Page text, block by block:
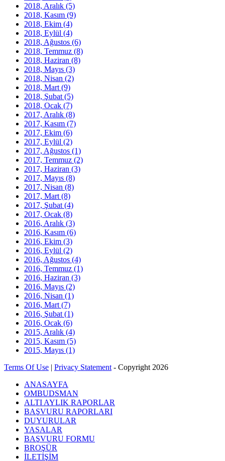
2018, Aralık (5)
2018, Kasım (9)
2018, Ekim (4)
2018, Eylül (4)
2018, Ağustos (6)
2018, Temmuz (8)
2018, Haziran (8)
2018, Mayıs (3)
2018, Nisan (2)
2018, Mart (9)
2018, Şubat (5)
2018, Ocak (7)
2017, Aralık (8)
2017, Kasım (7)
2017, Ekim (6)
2017, Eylül (2)
2017, Ağustos (1)
2017, Temmuz (2)
2017, Haziran (3)
2017, Mayıs (8)
2017, Nisan (8)
2017, Mart (8)
2017, Şubat (4)
2017, Ocak (8)
2016, Aralık (3)
2016, Kasım (6)
2016, Ekim (3)
2016, Eylül (2)
2016, Ağustos (4)
2016, Temmuz (1)
2016, Haziran (3)
2016, Mayıs (2)
2016, Nisan (1)
2016, Mart (7)
2016, Şubat (1)
2016, Ocak (6)
2015, Aralık (4)
2015, Kasım (5)
2015, Mayıs (1)
Terms Of Use | Privacy Statement - Copyright 2026
ANASAYFA
OMBUDSMAN
ALTI AYLIK RAPORLAR
BAŞVURU RAPORLARI
DUYURULAR
YASALAR
BAŞVURU FORMU
BROŞÜR
İLETİŞİM